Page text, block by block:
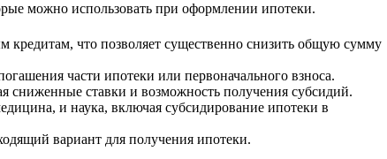
можно использовать при оформлении ипотеки.
кредитам, что позволяет существенно снизить общую сумму
части ипотеки или первоначального взноса.
сниженные ставки и возможность получения субсидий.
и наука, включая субсидирование ипотеки в
вариант для получения ипотеки.